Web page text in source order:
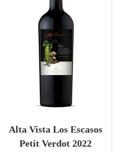
Alta Vista Los Escasos
Petit Verdot 2022